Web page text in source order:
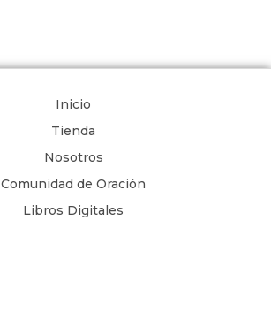
Inicio
Tienda
Nosotros
Comunidad de Oración
Libros Digitales